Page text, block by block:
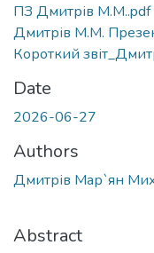
ПЗ Дмитрів М.М..pdf
Дмитрів М.М.
Короткий
Date
2026-06-27
Authors
Дмитрів Мар`ян
Abstract